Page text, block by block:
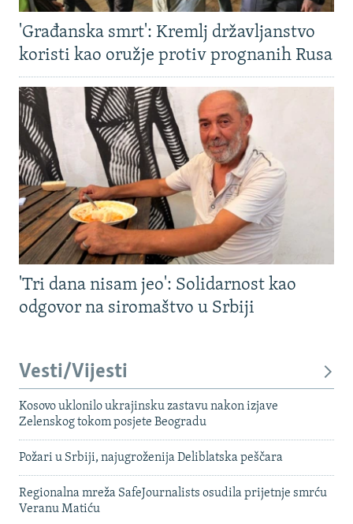
'Građanska smrt': Kremlj državljanstvo
koristi kao oružje protiv prognanih Rusa
'Tri dana nisam jeo': Solidarnost kao
odgovor na siromaštvo u Srbiji
Vesti/Vijesti
Kosovo uklonilo ukrajinsku zastavu nakon izjave
Zelenskog tokom posjete Beogradu
Požari u Srbiji, najugroženija Deliblatska peščara
Regionalna mreža SafeJournalists osudila prijetnje smrću
Veranu Matiću